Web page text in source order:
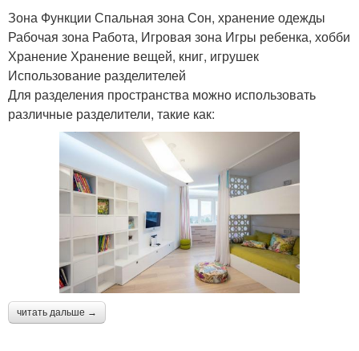
Зона Функции Спальная зона Сон, хранение одежды
Рабочая зона Работа, Игровая зона Игры ребенка, хобби
Хранение Хранение вещей, книг, игрушек
Использование разделителей
Для разделения пространства можно использовать
различные разделители, такие как:
читать дальше →